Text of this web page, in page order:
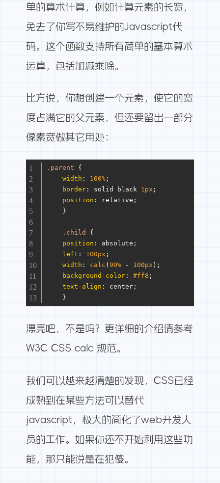
单的算术计算，例如计算元素的长宽，
免去了你写不易维护的Javascript代
码。这个函数支持所有简单的基本算术
运算，包括加减乘除。
比方说，你想创建一个元素，使它的宽
度占满它的父元素，但还要留出一部分
像素宽做其它用处：
.parent {
width : 100% ;
border : solid black 1px ;
position : relative;
    }
.child
{
position : absolute;
left : 100px ;
width : calc ( 90% - 100px );
background-color : #ff8 ;
text-align : center;
    }
漂亮吧，不是吗？更详细的介绍请参考
W3C CSS calc 规范。
我们可以越来越清楚的发现，CSS已经
成熟到在某些方法可以替代
javascript，极大的简化了web开发人
员的工作。如果你还不开始利用这些功
能，那只能说是在犯傻。